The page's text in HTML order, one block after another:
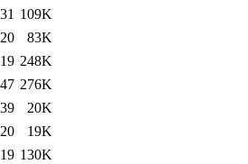
109K
83K
248K
276K
20K
19K
130K